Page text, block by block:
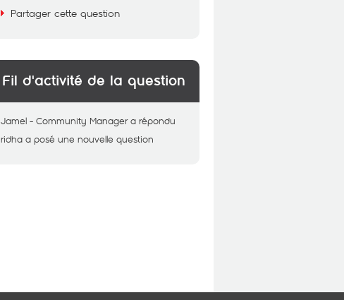
Partager cette question
Fil d'activité de la question
Jamel - Community Manager a répondu
ridha a posé une nouvelle question